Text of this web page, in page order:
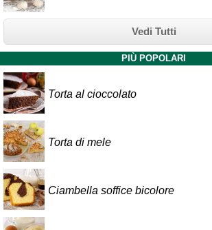
Vedi Tutti
PIÙ POPOLARI
Torta al cioccolato
Torta di mele
Ciambella soffice bicolore